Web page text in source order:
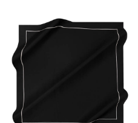
talimatları
elde nazik bakım
Kare Çizgili Eşarp hangi